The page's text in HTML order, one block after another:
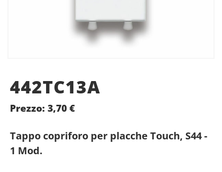
442TC13A
Prezzo: 3,70€
Tappo copriforo per placche Touch, S44 -
1 Mod.